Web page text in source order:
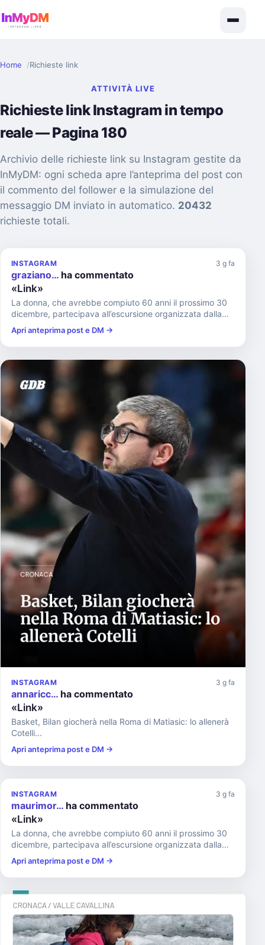
Home Richieste link
ATTIVITÀ LIVE
Richieste link Instagram in tempo
reale — Pagina 180
Archivio delle richieste link su Instagram gestite da
InMyDM: ogni scheda apre l’anteprima del post con
il commento del follower e la simulazione del
messaggio DM inviato in automatico. 20432
richieste totali.
INSTAGRAM 3 g fa
graziano… ha commentato
«Link»
La donna, che avrebbe compiuto 60 anni il prossimo 30
dicembre, partecipava all’escursione organizzata dalla
Commissione...
Apri anteprima post e DM →
INSTAGRAM 3 g fa
annaricc… ha commentato
«Link»
Basket, Bilan giocherà nella Roma di Matiasic: lo allenerà
Cotelli...
Apri anteprima post e DM →
INSTAGRAM 3 g fa
maurimor… ha commentato
«Link»
La donna, che avrebbe compiuto 60 anni il prossimo 30
dicembre, partecipava all’escursione organizzata dalla
Commissione...
Apri anteprima post e DM →